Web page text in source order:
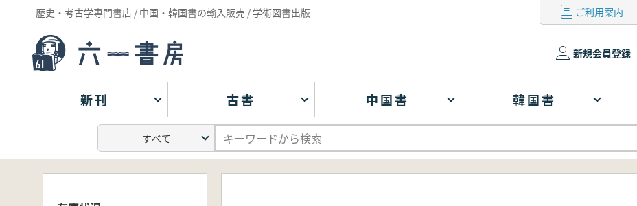
歴史・考古学専門書店 / 中国・韓国書の輸入販売 / 学術図書出版 ご利用案内
新規会員登録
新刊 古書 中国書 韓国書